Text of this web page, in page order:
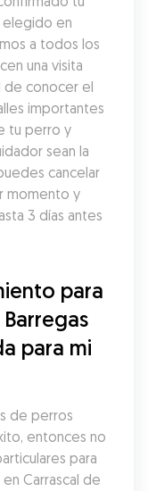
elegido en
a todos los
una visita
de conocer el
importantes
tu perro y
sean la
cancelar
momento y
3 días antes
para
para mi
de perros
entonces no
para
Carrascal de